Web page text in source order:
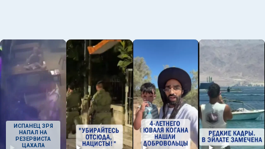
ИСПАНЕЦ ЗРЯ
НАПАЛ НА
РЕЗЕРВИСТА
ЦАХАЛА